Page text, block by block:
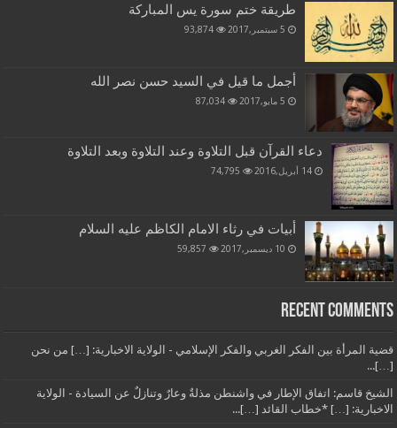
طريقة ختم سورة يس المباركة
5 سبتمبر,2017 93,874
أجمل ما قيل في السيد حسن نصر الله
5 مايو,2017 87,034
دعاء القرآن قبل التلاوة وعند التلاوة وبعد التلاوة
14 أبريل,2016 74,795
أبيات في رثاء الامام الكاظم عليه السلام
10 ديسمبر,2017 59,857
Recent Comments
قضية المرأة بين الفكر الغربي والفكر الإسلامي - الولاية الاخبارية: […] من نحن
[…]...
الشيخ قاسم: اتفاق الإطار في واشنطن مذلةٌ وعارٌ وتنازلٌ عن السيادة - الولاية
الاخبارية: […] *خطاب القائد […]...